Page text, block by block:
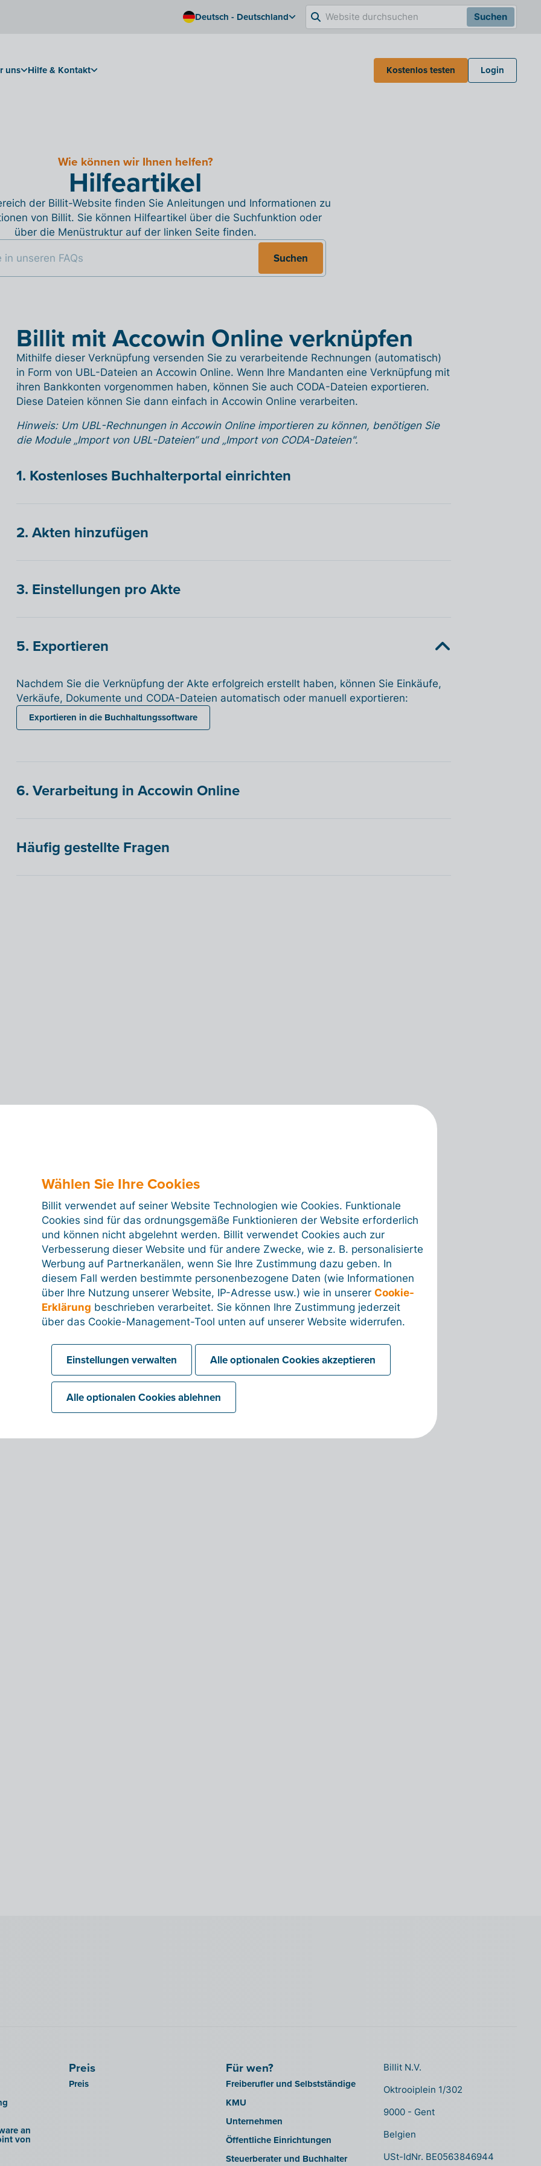
Deutsch - Deutschland Suchen
uns Hilfe & Kontakt Kostenlos testen Login
Wie können wir Ihnen helfen?
Hilfeartikel
der Billit-Website finden Sie Anleitungen und Informationen zu
von Billit. Sie können Hilfeartikel über die Suchfunktion oder
über die Menüstruktur auf der linken Seite finden.
Suchen
Billit mit Accowin Online verknüpfen
Mithilfe dieser Verknüpfung versenden Sie zu verarbeitende Rechnungen (automatisch)
in Form von UBL-Dateien an Accowin Online. Wenn Ihre Mandanten eine Verknüpfung mit
ihren Bankkonten vorgenommen haben, können Sie auch CODA-Dateien exportieren.
Diese Dateien können Sie dann einfach in Accowin Online verarbeiten.
Hinweis: Um UBL-Rechnungen in Accowin Online importieren zu können, benötigen Sie
die Module „Import von UBL-Dateien“ und „Import von CODA-Dateien".
1. Kostenloses Buchhalterportal einrichten
2. Akten hinzufügen
3. Einstellungen pro Akte
5. Exportieren
Nachdem Sie die Verknüpfung der Akte erfolgreich erstellt haben, können Sie Einkäufe,
Verkäufe, Dokumente und CODA-Dateien automatisch oder manuell exportieren:
Exportieren in die Buchhaltungssoftware
6. Verarbeitung in Accowin Online
Häufig gestellte Fragen
an
von
Preis
Preis
Für wen?
Freiberufler und Selbstständige
KMU
Unternehmen
Öffentliche Einrichtungen
Steuerberater und Buchhalter
Billit N.V.
Oktrooiplein 1/302
9000 - Gent
Belgien
USt-IdNr. BE0563846944
Wählen Sie Ihre Cookies
Billit verwendet auf seiner Website Technologien wie Cookies. Funktionale
Cookies sind für das ordnungsgemäße Funktionieren der Website erforderlich
und können nicht abgelehnt werden. Billit verwendet Cookies auch zur
Verbesserung dieser Website und für andere Zwecke, wie z. B. personalisierte
Werbung auf Partnerkanälen, wenn Sie Ihre Zustimmung dazu geben. In
diesem Fall werden bestimmte personenbezogene Daten (wie Informationen
über Ihre Nutzung unserer Website, IP-Adresse usw.) wie in unsererCookie-
Erklärung beschrieben verarbeitet. Sie können Ihre Zustimmung jederzeit
über das Cookie-Management-Tool unten auf unserer Website widerrufen.
Einstellungen verwalten Alle optionalen Cookies akzeptieren
Alle optionalen Cookies ablehnen